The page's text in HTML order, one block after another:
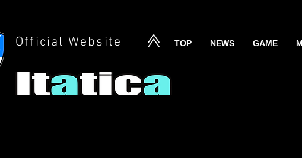
Official Website TOP NEWS GAME